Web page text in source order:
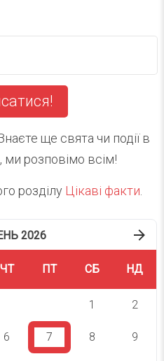
ще свята чи події в
, ми розповімо всім!
розділу Цікаві факти
2026
ЧТ ПТ СБ НД
1 2
6 7 8 9